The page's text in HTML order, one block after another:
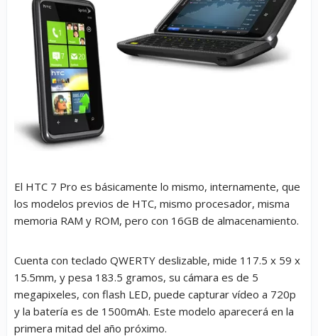
El HTC 7 Pro es básicamente lo mismo, internamente, que
los modelos previos de HTC, mismo procesador, misma
memoria RAM y ROM, pero con 16GB de almacenamiento.
Cuenta con teclado QWERTY deslizable, mide 117.5 x 59 x
15.5mm, y pesa 183.5 gramos, su cámara es de 5
megapixeles, con flash LED, puede capturar vídeo a 720p
y la batería es de 1500mAh. Este modelo aparecerá en la
primera mitad del año próximo.